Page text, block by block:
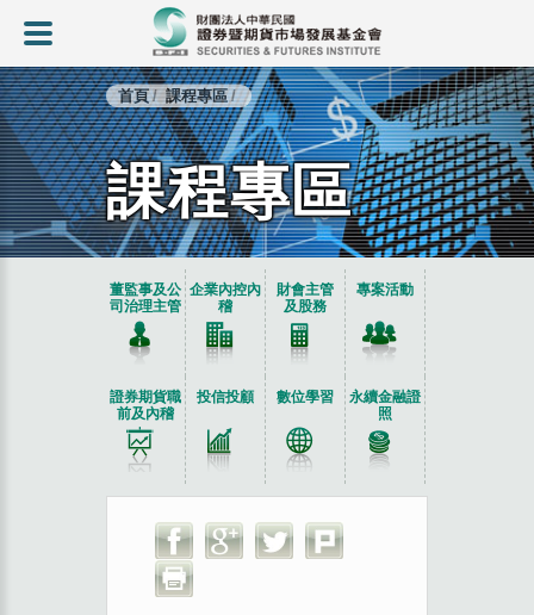
首頁 課程專區
課程專區
董監事及公
司治理主管
企業內控內
稽
財會主管
及股務
專案活動
證券期貨職
前及內稽
投信投顧 數位學習
永續金融證
照